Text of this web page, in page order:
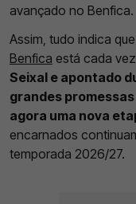
avançado no Benfica.
Assim, tudo indica
Benfica está cada
Seixal e apontado
grandes
agora uma nova
encarnados
temporada 2026/27.